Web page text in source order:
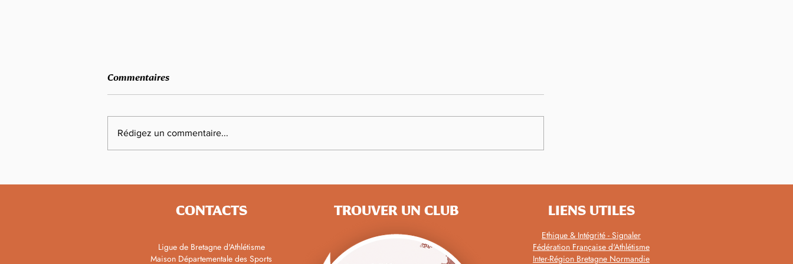
bleu
d'Épreuves Combinées : Maël
Master : 14 bretons médaillés
Commentaires
Rédigez un commentaire...
CONTACTS LIENS UTILES
Ethique & Intégrité - Signaler
Fédération Française d'Athlétisme
Inter-Région Bretagne Normandie
Ligue de Bretagne d'Athlétisme
Maison Départementale des Sports
TROUVER UN CLUB